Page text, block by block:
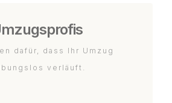
dafür, dass Ihr Umzug
verläuft.